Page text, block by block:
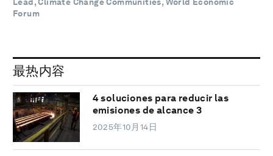
Forum
最热内容
4 soluciones para reducir las
emisiones de alcance 3
2025年10月14日